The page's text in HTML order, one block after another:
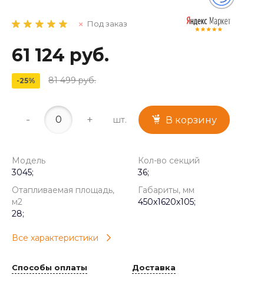
Под заказ
61 124 руб.
-25% 81 499 руб.
- + шт. В корзину
Модель
3045;
Кол-во секций
36;
Отапливаемая площадь,
м2
28;
Габариты, мм
450x1620x105;
Все характеристики
Способы оплаты Доставка